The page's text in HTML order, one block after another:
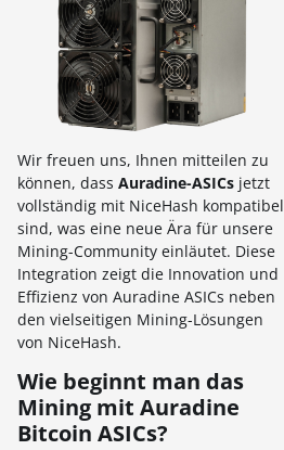
Wir freuen uns, Ihnen mitteilen zu
können, dass Auradine-ASICs jetzt
vollständig mit NiceHash kompatibel
sind, was eine neue Ära für unsere
Mining-Community einläutet. Diese
Integration zeigt die Innovation und
Effizienz von Auradine ASICs neben
den vielseitigen Mining-Lösungen
von NiceHash.
Wie beginnt man das
Mining mit Auradine
Bitcoin ASICs?